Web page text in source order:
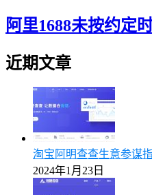
阿里1688未按约定
近期文章
淘宝阿明查查生意参谋
2024年1月23日